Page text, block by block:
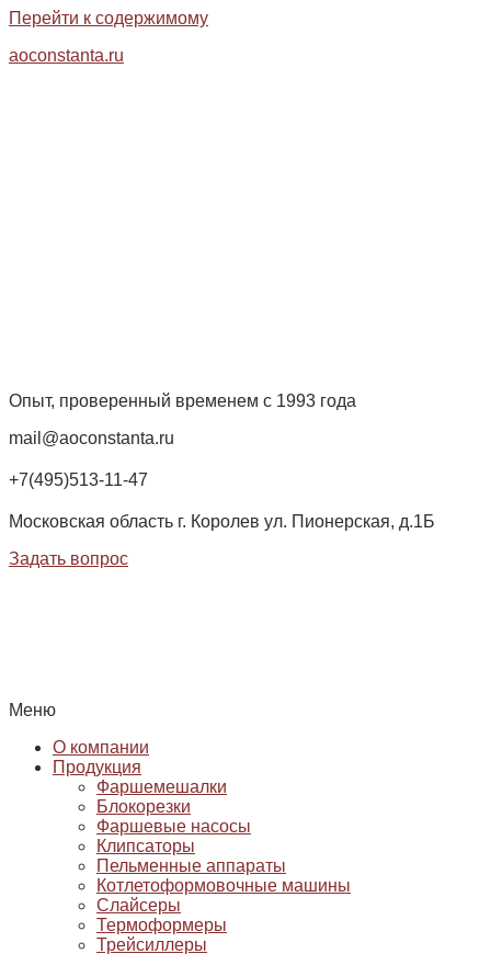
Перейти к содержимому
aoconstanta.ru
Опыт, проверенный временем с 1993 года
mail@aoconstanta.ru
+7(495)513-11-47
Московская область г. Королев ул. Пионерская, д.1Б
Задать вопрос
Меню
О компании
Продукция
Фаршемешалки
Блокорезки
Фаршевые насосы
Клипсаторы
Пельменные аппараты
Котлетоформовочные машины
Слайсеры
Термоформеры
Трейсиллеры